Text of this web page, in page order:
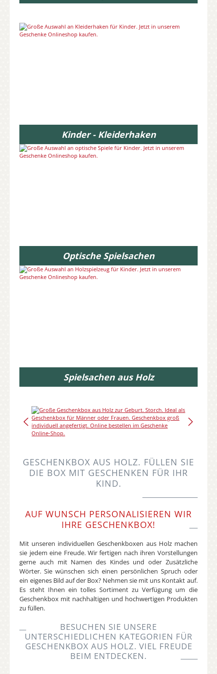
Kinder - Kleiderhaken
Optische Spielsachen
Spielsachen aus Holz
Bildergalerie überspringen
GESCHENKBOX AUS HOLZ. FÜLLEN SIE
DIE BOX MIT GESCHENKEN FÜR IHR
KIND.
AUF WUNSCH PERSONALISIEREN WIR
IHRE GESCHENKBOX!
Mit unseren individuellen Geschenkboxen aus Holz machen
sie jedem eine Freude. Wir fertigen nach ihren Vorstellungen
gerne auch mit Namen des Kindes und oder Zusätzliche
Wörter. Sie wünschen sich einen persönlichen Spruch oder
ein eigenes Bild auf der Box? Nehmen sie mit uns Kontakt auf.
Es steht Ihnen ein tolles Sortiment zu Verfügung um die
Geschenkbox mit nachhaltigen und hochwertigen Produkten
zu füllen.
BESUCHEN SIE UNSERE
UNTERSCHIEDLICHEN KATEGORIEN FÜR
GESCHENKBOX AUS HOLZ. VIEL FREUDE
BEIM ENTDECKEN.